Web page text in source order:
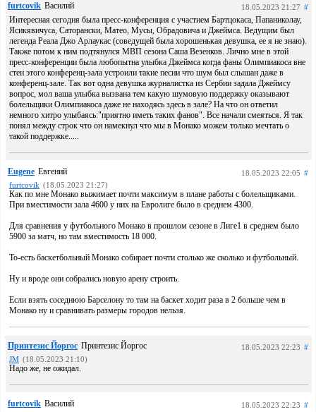
furtcovik Василий 18.05.2023 21:27 #
Интересная сегодня была пресс-конференция с участием Бартцокаса, Папаниколау,
Ясикявичуса, Саторански, Матео, Мусы, Обрадовича и Джеймса. Ведущим был
легенда Реала Джо Арлаукас (соведущей была хорошенькая девушка, ее я не знаю).
Также потом к ним подтянулся МВП сезона Саша Везенков. Лично мне в этой
пресс-конференции была любопытна улыбка Джеймса когда фаны Олимпиакоса вне
стен этого конференц-зала устроили такие песни что шум был слышан даже в
конференц-зале. Так вот одна девушка журналистка из Сербии задала Джеймсу
вопрос, мол ваша улыбка вызвана тем какую шумовую поддержку оказывают
болельщики Олимпиакоса даже не находясь здесь в зале? На что он ответил
немного хитро улыбаясь:"приятно иметь таких фанов". Все начали смеяться. Я так
понял между строк что он намекнул что мы в Монако можем только мечтать о
такой поддержке.....
Eugene Евгений 18.05.2023 22:05 #
furtcovik (18.05.2023 21:27)
Как по мне Монако выжимает почти максимум в плане работы с болельщиками.
При вместимости зала 4600 у них на Евролиге было в среднем 4300.
Для сравнения у футбольного Монако в прошлом сезоне в Лиге1 в среднем было
5900 за матч, но там вместимость 18 000.
То-есть баскетбольный Монако собирает почти столько же сколько и футбольный.
Ну и вроде они собрались новую арену строить.
Если взять соседнюю Барселону то там на баскет ходит раза в 2 больше чем в
Монако ну и сравнивать размеры городов нельзя.
Принтезис Йоргос Принтезис Йоргос 18.05.2023 22:23 #
JM (18.05.2023 21:10)
Надо же, не ожидал.
furtcovik Василий 18.05.2023 22:23 #